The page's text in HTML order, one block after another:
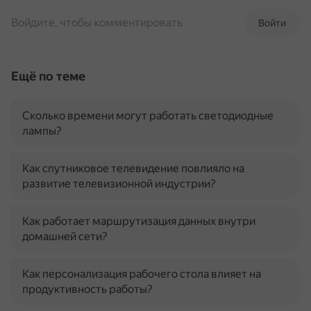
Войти
Войдите, чтобы комментировать
Ещё по теме
Сколько времени могут работать светодиодные
лампы?
Как спутниковое телевидение повлияло на
развитие телевизионной индустрии?
Как работает маршрутизация данных внутри
домашней сети?
Как персонализация рабочего стола влияет на
продуктивность работы?